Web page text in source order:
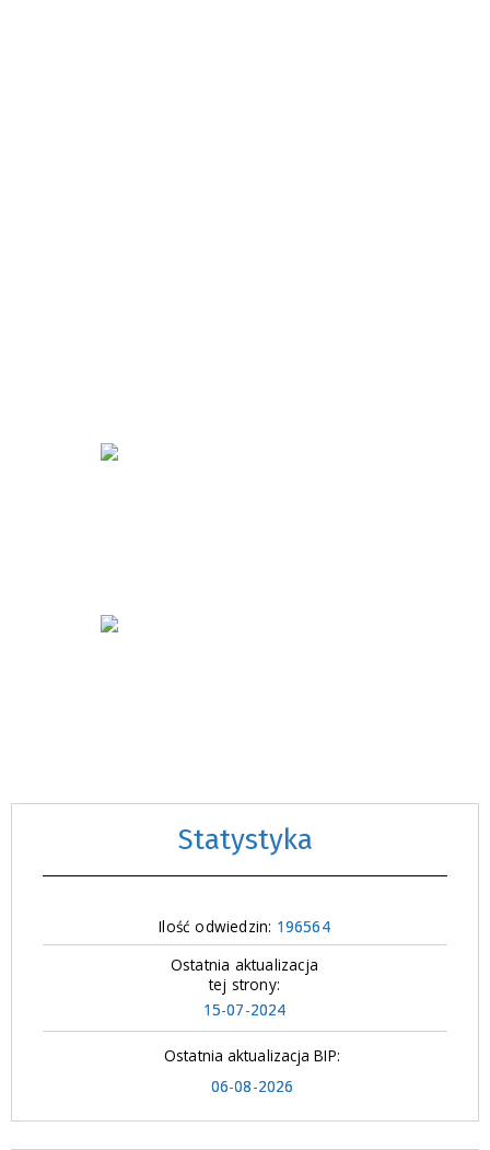
Statystyka
Ilość odwiedzin: 196564
Ostatnia aktualizacja
tej strony:
15-07-2024
Ostatnia aktualizacja BIP:
06-08-2026